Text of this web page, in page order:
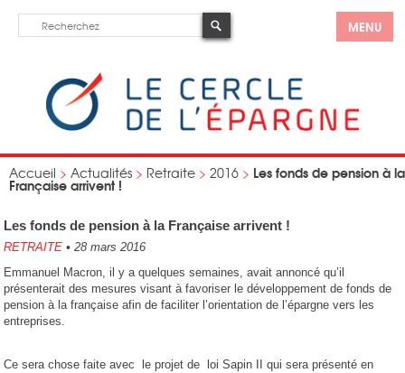
MENU
Accueil > Actualités > Retraite > 2016 > Les fonds de pension à la
Française arrivent !
Les fonds de pension à la Française arrivent !
RETRAITE • 28 mars 2016
Emmanuel Macron, il y a quelques semaines, avait annoncé qu’il
présenterait des mesures visant à favoriser le développement de fonds de
pension à la française afin de faciliter l’orientation de l’épargne vers les
entreprises.
Ce sera chose faite avec le projet de loi Sapin II qui sera présenté en